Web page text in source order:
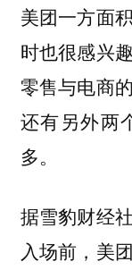
美团一方面
时也很感兴
零售与电商
还有另外两
多。
据雪豹财经
入场前，美